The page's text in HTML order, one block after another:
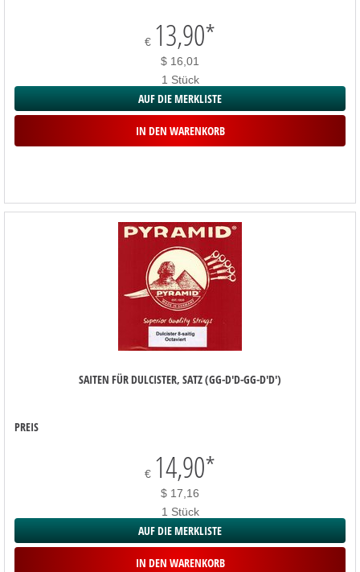
€ 13,90*
$ 16,01
1 Stück
AUF DIE MERKLISTE
IN DEN WARENKORB
SAITEN FÜR DULCISTER, SATZ (GG-D'D-GG-D'D')
PREIS
€ 14,90*
$ 17,16
1 Stück
AUF DIE MERKLISTE
IN DEN WARENKORB